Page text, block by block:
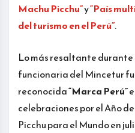
Machu Picchu”y“País
del turismo en el Perú”.
Lo más resaltante
funcionaria del Mincetur
reconocida“Marca Perú”
celebraciones por el Año
Picchu para el Mundo en